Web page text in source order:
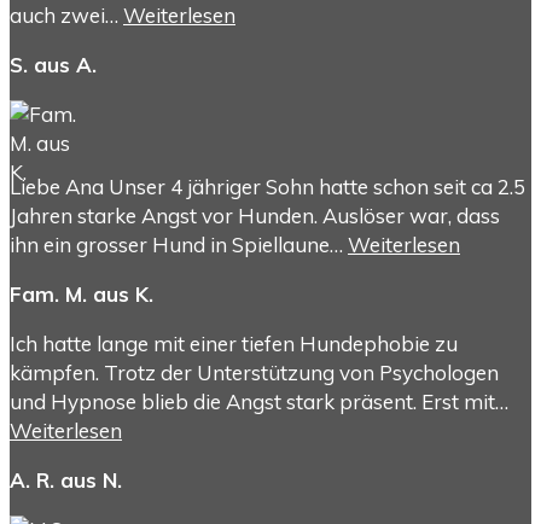
auch zwei… Weiterlesen
S. aus A.
Liebe Ana Unser 4 jähriger Sohn hatte schon seit ca 2.5
Jahren starke Angst vor Hunden. Auslöser war, dass
ihn ein grosser Hund in Spiellaune… Weiterlesen
Fam. M. aus K.
Ich hatte lange mit einer tiefen Hundephobie zu
kämpfen. Trotz der Unterstützung von Psychologen
und Hypnose blieb die Angst stark präsent. Erst mit…
Weiterlesen
A. R. aus N.